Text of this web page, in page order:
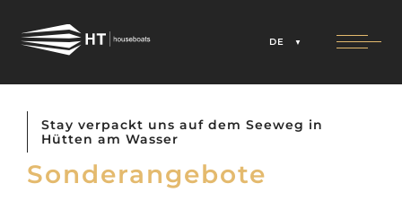
DE
Stay verpackt uns auf dem Seeweg in
Hütten am Wasser
Sonderangebote